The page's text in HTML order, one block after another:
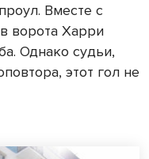
Вместе с
ворота Харри
Однако судьи,
этот гол не